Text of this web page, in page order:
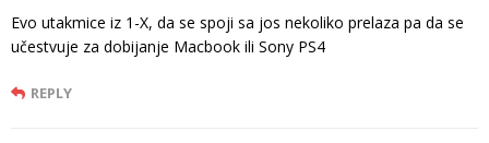
Evo utakmice iz 1-X, da se spoji sa jos nekoliko prelaza pa da se
učestvuje za dobijanje Macbook ili Sony PS4
REPLY